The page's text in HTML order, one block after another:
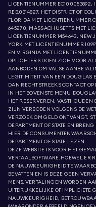
LICENTIENUMMER EC100053892,
REB.0314827, HET DISTRICT OF
FLORIDA MET LICENTIENUMMER
645270, MASSACHUSETTS MET
LICENTIENUMMER 1454643, NEW
YORK MET LICENTIENUMMER
EN VIRGINIA MET
OPLICHTERS DOEN ZICH VOOR
AANBODEN OM VALSE
LEGITIMITEIT VAN EEN DOUGLAS
DAN RECHTSTREEKS CONTACT
IN HET BOVENSTE MENU.
HET RESERVEREN, VASTHOUDEN
ZIJN VERBODEN VOLGENS DE
VERZOEK OM GELD ONTVANGT,
DEPARTMENT OF STATE EN
HIER DE
DEPARTMENT OF STATE LEZEN.
DEZE WEBSITE IS VOOR HET
VERTAALSOFTWARE. HOEWEL
DE NAUWKEURIGHEID TE
BEVATTEN EN IS DEZE GEEN
MENS. VERTALINGEN WORDEN
UITDRUKKELIJKE OF IMPLICIETE
NAUWKEURIGHEID,